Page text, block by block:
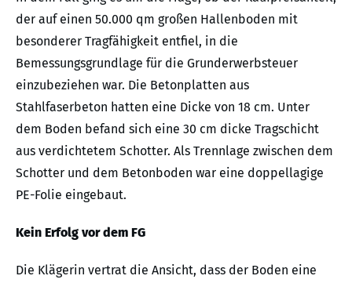
der auf einen 50.000 qm großen Hallenboden mit
besonderer Tragfähigkeit entfiel, in die
Bemessungsgrundlage für die Grunderwerbsteuer
einzubeziehen war. Die Betonplatten aus
Stahlfaserbeton hatten eine Dicke von 18 cm. Unter
dem Boden befand sich eine 30 cm dicke Tragschicht
aus verdichtetem Schotter. Als Trennlage zwischen dem
Schotter und dem Betonboden war eine doppellagige
PE-Folie eingebaut.
Kein Erfolg vor dem FG
Die Klägerin vertrat die Ansicht, dass der Boden eine